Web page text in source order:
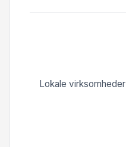
Lokale virksomheder